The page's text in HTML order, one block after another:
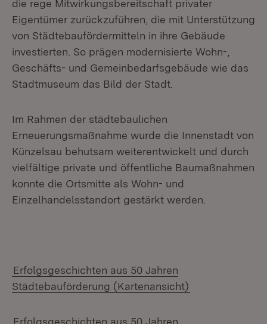
die rege Mitwirkungsbereitschaft privater
Eigentümer zurückzuführen, die mit Unterstützung
von Städtebaufördermitteln in ihre Gebäude
investierten. So prägen modernisierte Wohn-,
Geschäfts- und Gemeinbedarfsgebäude wie das
Stadtmuseum das Bild der Stadt.
Im Rahmen der städtebaulichen
Erneuerungsmaßnahme wurde die Innenstadt von
Künzelsau behutsam weiterentwickelt und durch
vielfältige private und öffentliche Baumaßnahmen
konnte die Ortsmitte als Wohn- und
Einzelhandelsstandort gestärkt werden.
Erfolgsgeschichten aus 50 Jahren
Städtebauförderung (Kartenansicht)
Erfolgsgeschichten aus 50 Jahren